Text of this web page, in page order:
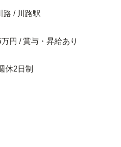
路 / 川路駅
円 / 賞与・昇給あり
休2日制